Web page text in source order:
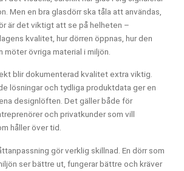
Men en bra glasdörr ska tåla att användas,
är det viktigt att se på helheten –
kvalitet, hur dörren öppnas, hur den
möter övriga material i miljön.
blir dokumenterad kvalitet extra viktig.
lösningar och tydliga produktdata ger en
designlöften. Det gäller både för
och privatkunder som vill
håller över tid.
gör verklig skillnad. En dörr som
ser bättre ut, fungerar bättre och kräver